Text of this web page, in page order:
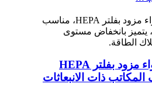
جهاز تنقية هواء مزود بفلتر HEPA
ذات الانبعاثات